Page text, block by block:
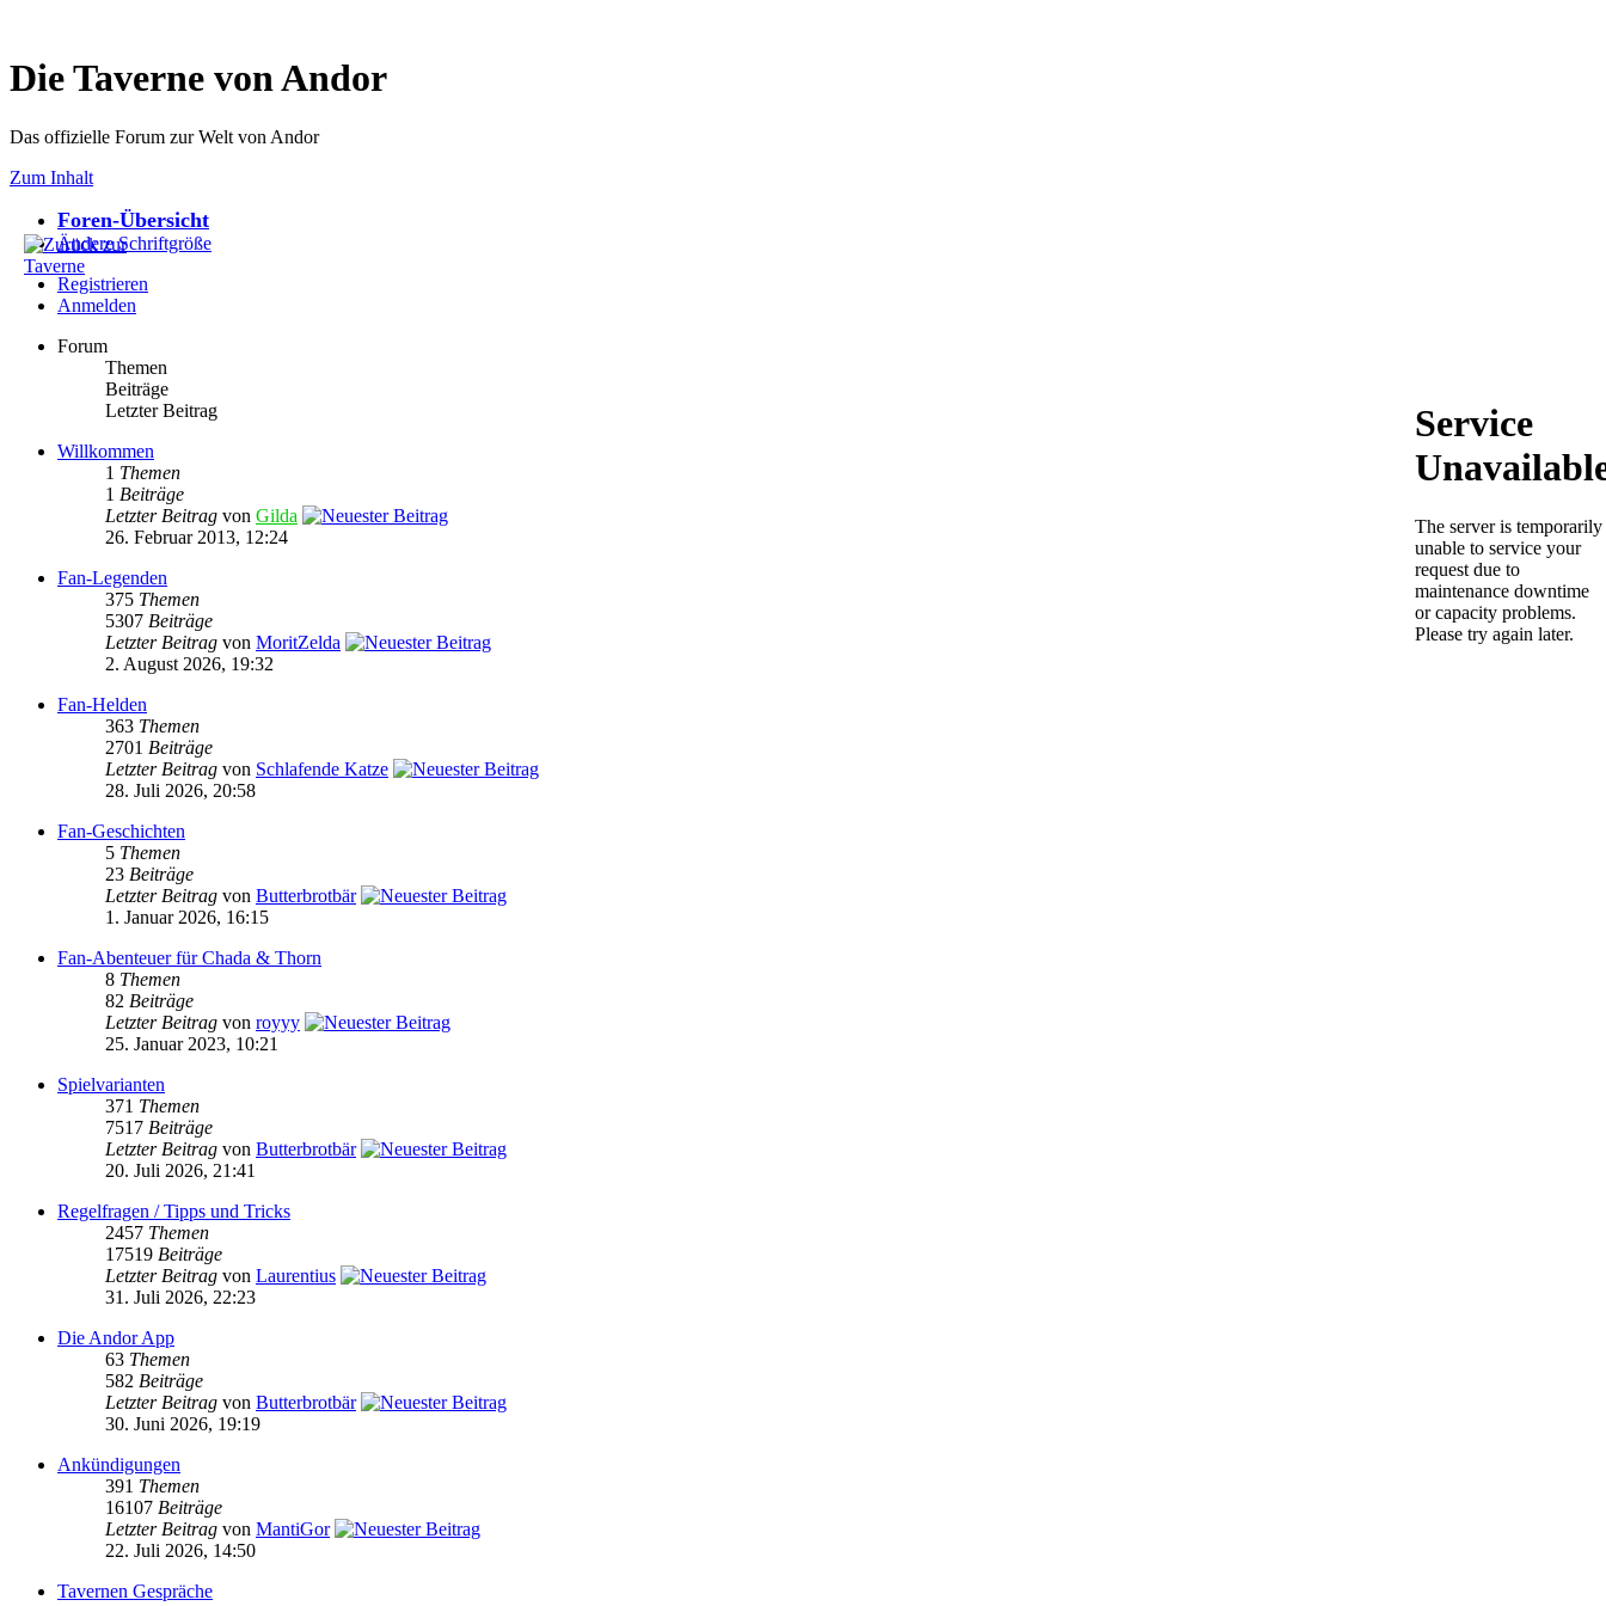
Die Taverne von Andor
Das offizielle Forum zur Welt von Andor
Zum Inhalt
Foren-Übersicht
Ändere Schriftgröße
Registrieren
Anmelden
Forum
Themen
Beiträge
Letzter Beitrag
Willkommen
1 Themen
1 Beiträge
Letzter Beitrag von Gilda
26. Februar 2013, 12:24
Fan-Legenden
375 Themen
5307 Beiträge
Letzter Beitrag von MoritZelda
2. August 2026, 19:32
Fan-Helden
363 Themen
2701 Beiträge
Letzter Beitrag von Schlafende Katze
28. Juli 2026, 20:58
Fan-Geschichten
5 Themen
23 Beiträge
Letzter Beitrag von Butterbrotbär
1. Januar 2026, 16:15
Fan-Abenteuer für Chada & Thorn
8 Themen
82 Beiträge
Letzter Beitrag von royyy
25. Januar 2023, 10:21
Spielvarianten
371 Themen
7517 Beiträge
Letzter Beitrag von Butterbrotbär
20. Juli 2026, 21:41
Regelfragen / Tipps und Tricks
2457 Themen
17519 Beiträge
Letzter Beitrag von Laurentius
31. Juli 2026, 22:23
Die Andor App
63 Themen
582 Beiträge
Letzter Beitrag von Butterbrotbär
30. Juni 2026, 19:19
Ankündigungen
391 Themen
16107 Beiträge
Letzter Beitrag von MantiGor
22. Juli 2026, 14:50
Tavernen Gespräche